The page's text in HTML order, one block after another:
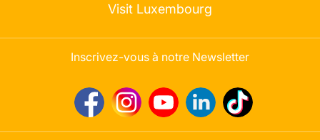
Visit Luxembourg
Inscrivez-vous à notre Newsletter